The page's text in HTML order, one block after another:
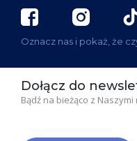
Oznacz nas i pokaż, że
Dołącz do
Bądź na bieżąco z Naszymi